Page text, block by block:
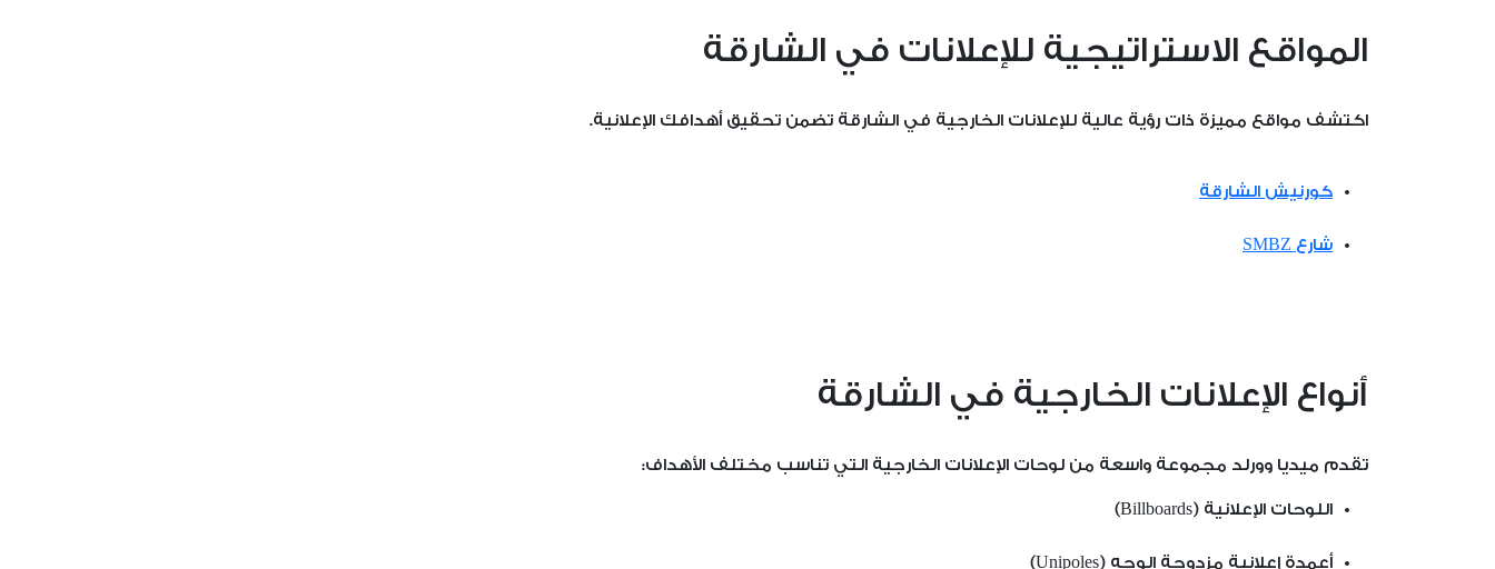
المواقع الاستراتيجية للإعلانات في الشارقة
اكتشف مواقع مميزة ذات رؤية عالية للإعلانات الخارجية في الشارقة تضمن تحقيق أهدافك الإعلانية.
كورنيش الشارقة
شارع SMBZ
أنواع الإعلانات الخارجية في الشارقة
تقدم ميديا وورلد مجموعة واسعة من لوحات الإعلانات الخارجية التي تناسب مختلف الأهداف:
اللوحات الإعلانية (Billboards)
أعمدة إعلانية مزدوجة الوجه (Unipoles)